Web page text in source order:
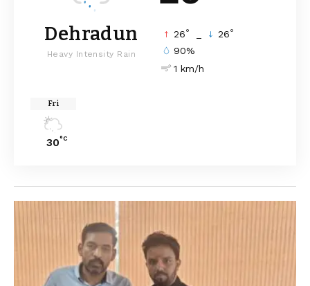
Dehradun
Heavy Intensity Rain
26° 26°
90%
1 km/h
Fri
30°C